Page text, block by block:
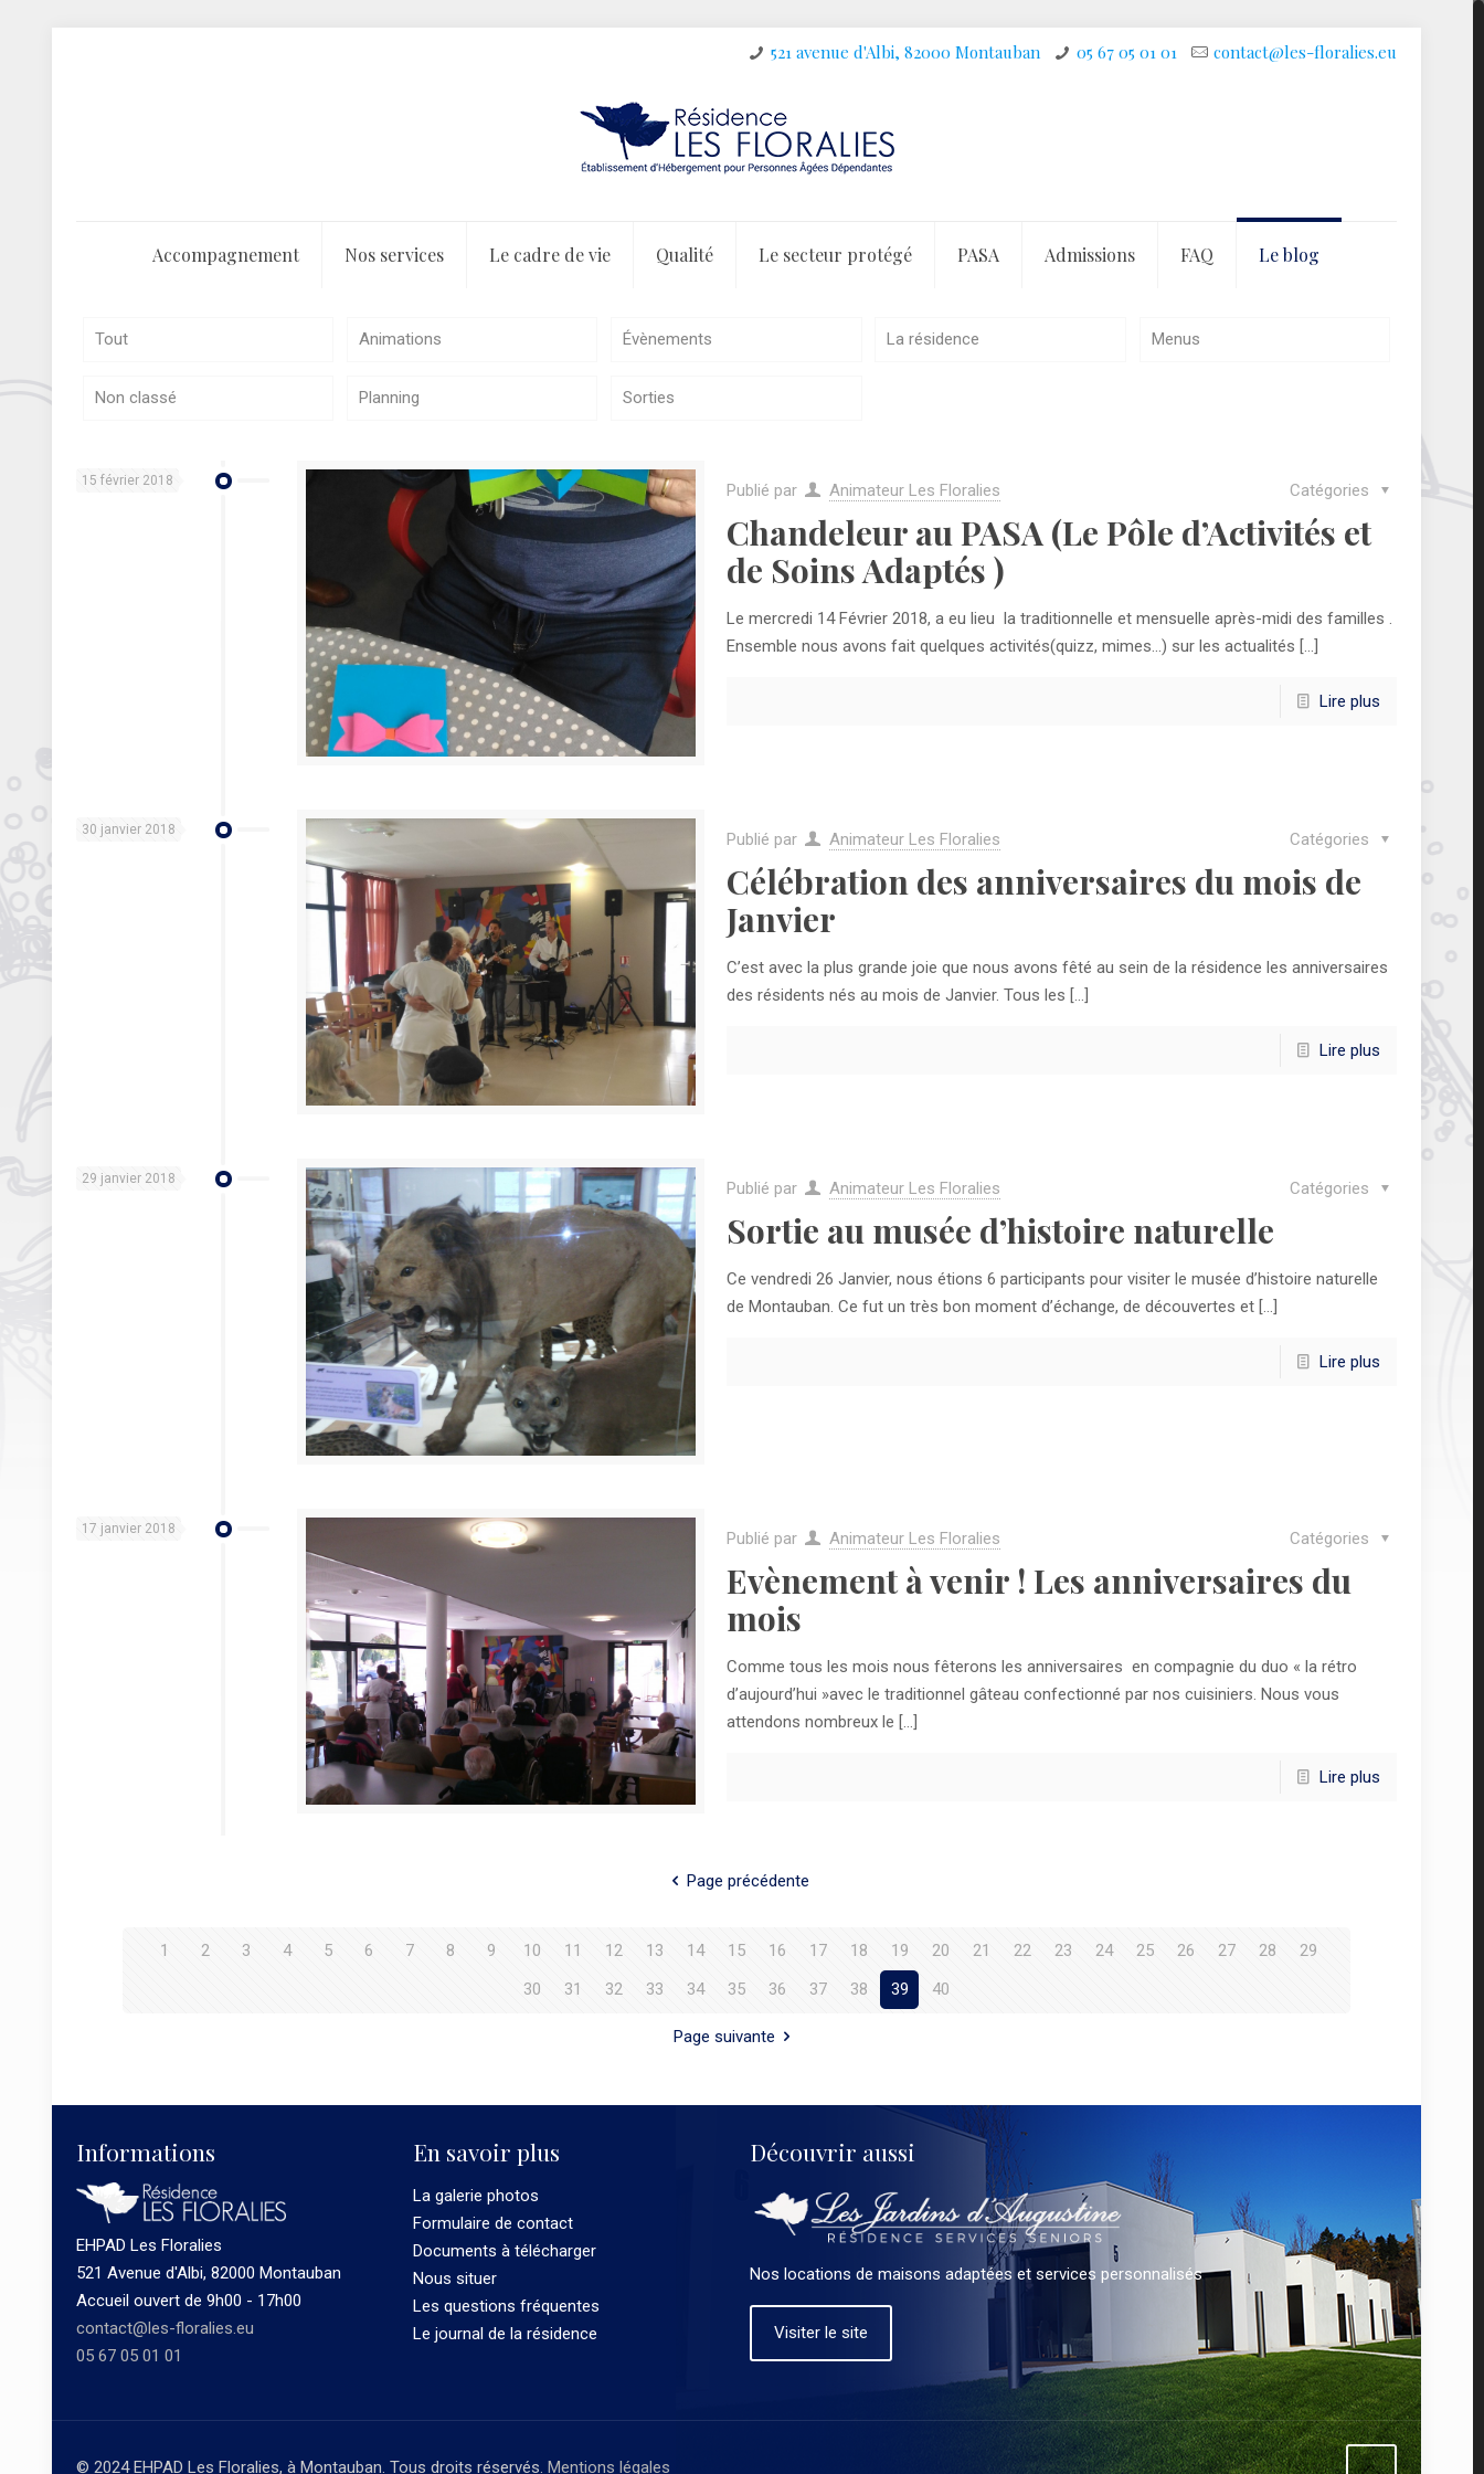
521 avenue d'Albi, 82000 Montauban 05 67 05 01 01 contact@les-floralies.eu
Accompagnement Nos services Le cadre de vie Qualité Le secteur protégé PASA Admissions FAQ Le blog
Tout Animations Évènements La résidence Menus
Non classé Planning Sorties
15 février 2018 Publié par Animateur Les Floralies Catégories
Chandeleur au PASA (Le Pôle d’Activités et
de Soins Adaptés )
Le mercredi 14 Février 2018, a eu lieu la traditionnelle et mensuelle après-midi des familles .
Ensemble nous avons fait quelques activités(quizz, mimes…) sur les actualités […]
Lire plus
30 janvier 2018 Publié par Animateur Les Floralies Catégories
Célébration des anniversaires du mois de
Janvier
C’est avec la plus grande joie que nous avons fêté au sein de la résidence les anniversaires
des résidents nés au mois de Janvier. Tous les […]
Lire plus
29 janvier 2018 Publié par Animateur Les Floralies Catégories
Sortie au musée d’histoire naturelle
Ce vendredi 26 Janvier, nous étions 6 participants pour visiter le musée d’histoire naturelle
de Montauban. Ce fut un très bon moment d’échange, de découvertes et[…]
Lire plus
17 janvier 2018 Publié par Animateur Les Floralies Catégories
Evènement à venir ! Les anniversaires du
mois
Comme tous les mois nous fêterons les anniversaires en compagnie du duo « la rétro
d’aujourd’hui »avec le traditionnel gâteau confectionné par nos cuisiniers. Nous vous
attendons nombreux le […]
Lire plus
Page précédente
1 2 3 4 5 6 7 8 9 10 11 12 13 14 15 16 17 18 19 20 21 22 23 24 25 26 27 28
29
30
31 32 33 34 35 36 37 38 39 40
Page suivante
Informations
EHPAD Les Floralies
521 Avenue d'Albi, 82000 Montauban
Accueil ouvert de 9h00 - 17h00
contact@les-floralies.eu
05 67 05 01 01
En savoir plus
La galerie photos
Formulaire de contact
Documents à télécharger
Nous situer
Les questions fréquentes
Le journal de la résidence
Découvrir aussi
Nos locations de maisons adaptées et services personnalisés
Visiter le site
© 2024 EHPAD Les Floralies, à Montauban. Tous droits réservés.Mentions légales